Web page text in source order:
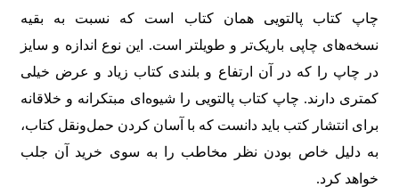
چاپ کتاب پالتویی همان کتاب است که نسبت به بقیه
نسخه‌های چاپی باریک‌تر و طویلتر است. این نوع اندازه و سایز
در چاپ را که در آن ارتفاع و بلندی کتاب زیاد و عرض خیلی
کمتری دارند. چاپ کتاب پالتویی را شیوه‌ای مبتکرانه و خلاقانه
برای انتشار کتب باید دانست که با آسان کردن حمل‌ونقل کتاب،
به دلیل خاص بودن نظر مخاطب را به سوی خرید آن جلب
خواهد کرد.